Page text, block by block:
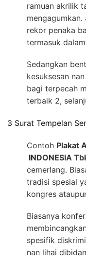
ramuan akrilik
rekor penaka
termasuk
Sedangkan
kesuksesan
bagi terpecah
terbaik 2,
3 Surat Tempelan
Contoh Plakat
INDONESIA
cemerlang.
tradisi spesial
kongres
Biasanya
spesifik
nan lihai